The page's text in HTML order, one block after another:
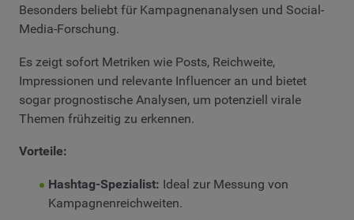
Besonders beliebt für Kampagnenanalysen und Social-
Media-Forschung.
Es zeigt sofort Metriken wie Posts, Reichweite,
Impressionen und relevante Influencer an und bietet
sogar prognostische Analysen, um potenziell virale
Themen frühzeitig zu erkennen.
Vorteile:
Hashtag-Spezialist: Ideal zur Messung von
Kampagnenreichweiten.